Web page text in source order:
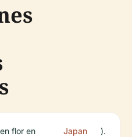
flor en
Japan
).